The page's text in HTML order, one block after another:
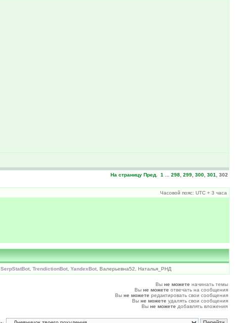
На страницу Пред. 1 298 299 300 301 302
Часовой пояс: UTC + 3 часа
SerpStatBot TrendictionBot YandexBot , Валерьевна52, Наталья_РНД
Вы не можете начинать темы
Вы не можете отвечать на сообщения
Вы не можете редактировать свои сообщения
Вы не можете удалять свои сообщения
Вы не можете добавлять вложения